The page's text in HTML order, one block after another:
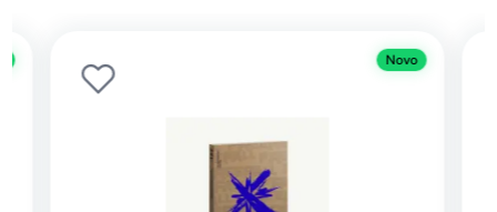
Novo Popularno